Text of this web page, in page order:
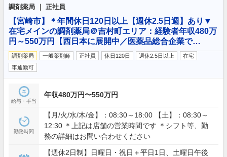
調剤薬局 ｜ 正社員
【宮崎市】＊年間休日120日以上【週休2.5日週】あり▼
在宅メインの調剤薬局＠吉村町エリア：経験者年収480万
円～550万円【西日本に展開中／医薬品総合企業で…
調剤薬局 一般薬剤師 正社員 休日120日 週休2.5日以上
在宅
車通勤可
給与・手当
年収480万円〜550万円
勤務時間
【月/火/水/木/金】：08:30～18:00 【土】：08:30～
12:30 ＊上記は店舗の営業時間です ＊シフト等、勤
務の詳細はお問い合わせください
【週休2日制】日曜日・祝日＋平日1日、土曜日午後